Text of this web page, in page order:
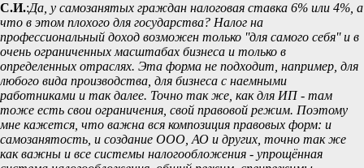
С.И.:Да, у самозанятых граждан налоговая ставка 6% или 4%, а
что в этом плохого для государства? Налог на
профессиональный доход возможен только ''для самого себя'' и в
очень ограниченных масштабах бизнеса и только в
определенных отраслях. Эта форма не подходит, например, для
любого вида производства, для бизнеса с наемными
работниками и так далее. Точно так же, как для ИП - там
тоже есть свои ограничения, свой правовой режим. Поэтому
мне кажется, что важна вся композиция правовых форм: и
самозанятость, и создание ООО, АО и других, точно так же
как важны и все системы налогообложения - упрощённая